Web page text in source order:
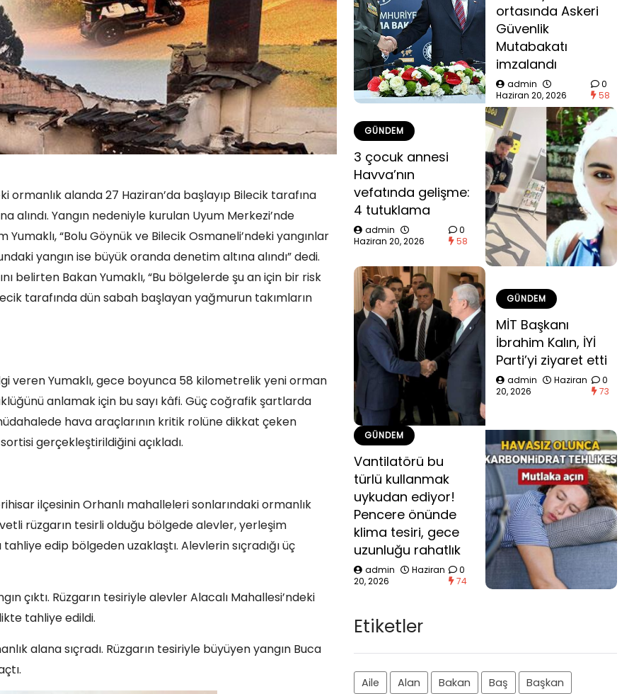
ormanlık alanda 27 Haziran’da başlayıp Bilecik tarafına
alındı. Yangın nedeniyle kurulan Uyum Merkezi’nde
“Bolu Göynük ve Bilecik Osmaneli’ndeki yangınlar
yangın ise büyük oranda denetim altına alındı” dedi.
belirten Bakan Yumaklı, “Bu bölgelerde şu an için bir risk
tarafında dün sabah başlayan yağmurun takımların
veren Yumaklı, gece boyunca 58 kilometrelik yeni orman
anlamak için bu sayı kâfi. Güç coğrafik şartlarda
hava araçlarının kritik rolüne dikkat çeken
gerçekleştirildiğini açıkladı.
ilçesinin Orhanlı mahalleleri sonlarındaki ormanlık
rüzgarın tesirli olduğu bölgede alevler, yerleşim
edip bölgeden uzaklaştı. Alevlerin sıçradığı üç
çıktı. Rüzgarın tesiriyle alevler Alacalı Mahallesi’ndeki
tahliye edildi.
alana sıçradı. Rüzgarın tesiriyle büyüyen yangın Buca
ortasında Askeri
Güvenlik
Mutabakatı
imzalandı
admin
Haziran 20, 2026
0
58
GÜNDEM
3 çocuk annesi
Havva’nın
vefatında gelişme:
4 tutuklama
admin
Haziran 20, 2026
0
58
GÜNDEM
MİT Başkanı
İbrahim Kalın, İYİ
Parti’yi ziyaret etti
admin
Haziran
20, 2026
0
73
GÜNDEM
Vantilatörü bu
türlü kullanmak
uykudan ediyor!
Pencere önünde
klima tesiri, gece
uzunluğu rahatlık
admin
Haziran
20, 2026
0
74
Etiketler
Aile Alan Bakan Baş
Başkan